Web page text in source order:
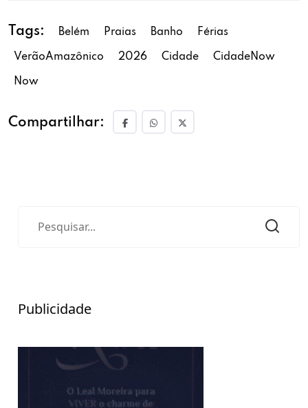
Tags: Belém Praias Banho Férias
VerãoAmazônico 2026 Cidade CidadeNow
Now
Compartilhar:
Publicidade